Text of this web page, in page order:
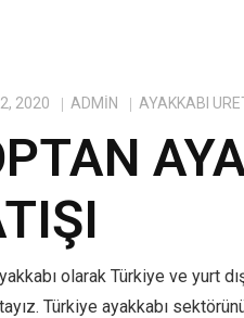
2020 ADMIN AYAKKABI
olarak Türkiye ve yurt
Türkiye ayakkabı